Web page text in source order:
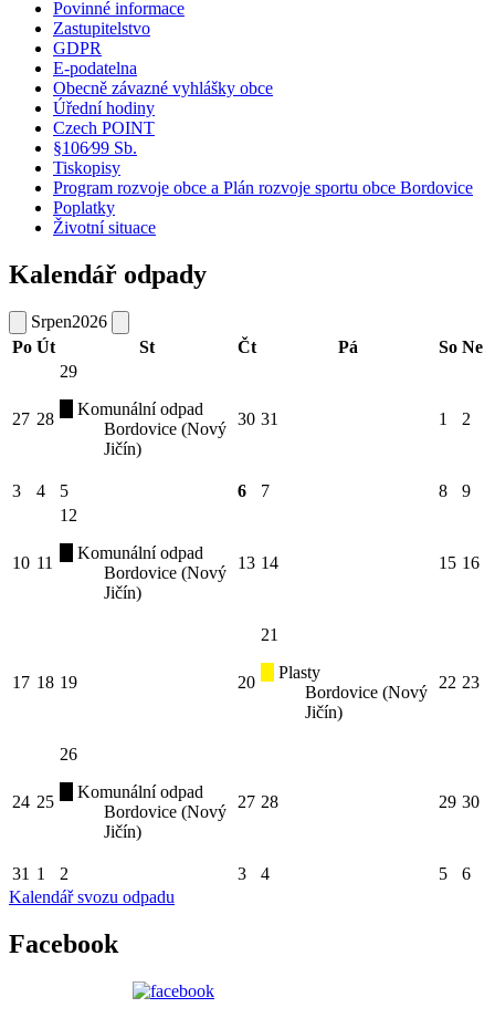
Povinné informace
Zastupitelstvo
GDPR
E-podatelna
Obecně závazné vyhlášky obce
Úřední hodiny
Czech POINT
§106⁄99 Sb.
Tiskopisy
Program rozvoje obce a Plán rozvoje sportu obce Bordovice
Poplatky
Životní situace
Kalendář odpady
Srpen2026
Po Út St Čt Pá So Ne
27 28
29
Komunální odpad
Bordovice (Nový
Jičín)
30 31 1 2
3 4 5 6 7 8 9
10 11
12
Komunální odpad
Bordovice (Nový
Jičín)
13 14 15 16
17 18 19 20
21
Plasty
Bordovice (Nový
Jičín)
22 23
24 25
26
Komunální odpad
Bordovice (Nový
Jičín)
27 28 29 30
31 1 2 3 4 5
6
Kalendář svozu odpadu
Facebook